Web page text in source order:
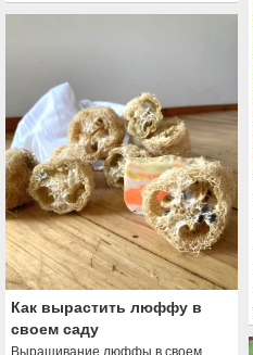
Как вырастить люффу в
своем саду
Выращивание люффы в своем